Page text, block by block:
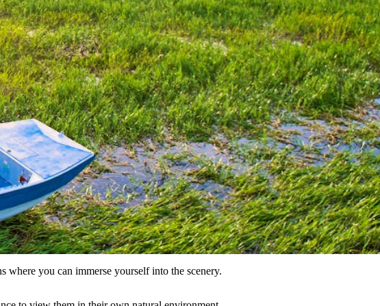
you can immerse yourself into the scenery.